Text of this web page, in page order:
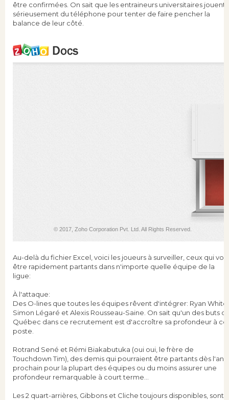
être confirmées. On sait que les entraineurs universitaires jouent
sérieusement du téléphone pour tenter de faire pencher la
balance de leur côté.
Au-delà du fichier Excel, voici les joueurs à surveiller, ceux qui
être rapidement partants dans n'importe quelle équipe de la
ligue:
À l'attaque:
Des O-lines que toutes les équipes rêvent d'intégrer: Ryan White,
Simon Légaré et Alexis Rousseau-Saine. On sait qu'un des buts
Québec dans ce recrutement est d'accroître sa profondeur à ce
poste.
Rotrand Sené et Rémi Biakabutuka (oui oui, le frère de
Touchdown Tim), des demis qui pourraient être partants dès l'an
prochain pour la plupart des équipes ou du moins assurer une
profondeur remarquable à court terme...
Les 2 quart-arrières, Gibbons et Cliche toujours disponibles, sont